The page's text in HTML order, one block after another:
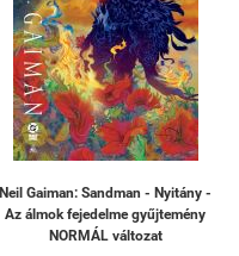
Neil Gaiman: Sandman - Nyitány -
Az álmok fejedelme gyűjtemény
NORMÁL változat